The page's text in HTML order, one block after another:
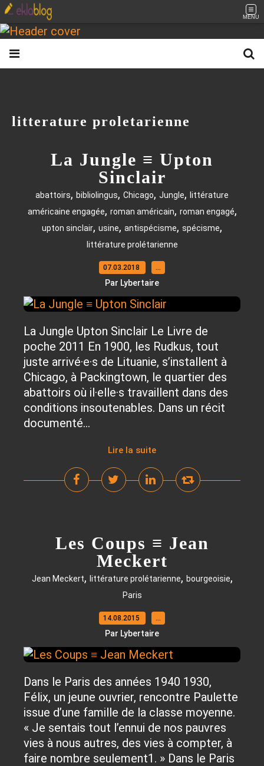
MENU
litterature proletarienne
La Jungle ≡ Upton
Sinclair
abattoirs, bibliolingus, Chicago, Jungle, littérature
américaine engagée, roman américain, roman engagé,
upton sinclair, usine, antispécisme, spécisme,
littérature prolétarienne
07.03.2018 …
Par Lybertaire
La Jungle Upton Sinclair Le Livre de
poche 2011 En 1900, les Rudkus, tout
juste arrivé·e·s de Lituanie, s’installent à
Chicago, à Packingtown, le quartier des
abattoirs où il·elle·s travaillent dans des
conditions insoutenables. Dans un récit
documenté...
Lire la suite
Les Coups ≡ Jean
Meckert
Jean Meckert, littérature prolétarienne, bourgeoisie,
Paris
14.08.2015 …
Par Lybertaire
Dans le Paris des années 1940 1930,
Félix, un jeune ouvrier, rencontre Paulette
issue d’une famille de la classe moyenne.
« Je sentais tout l’ennui de nos pauvres
vies à nous autres, des vies à compter, à
faire nombre seulement1. » Dans le Paris